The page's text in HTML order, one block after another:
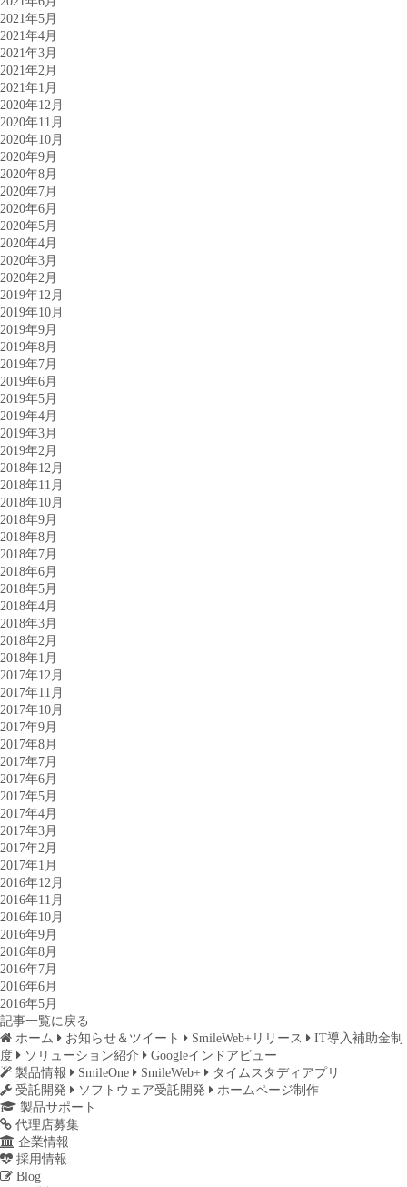
2021年5月
2021年4月
2021年3月
2021年2月
2021年1月
2020年12月
2020年11月
2020年10月
2020年9月
2020年8月
2020年7月
2020年6月
2020年5月
2020年4月
2020年3月
2020年2月
2019年12月
2019年10月
2019年9月
2019年8月
2019年7月
2019年6月
2019年5月
2019年4月
2019年3月
2019年2月
2018年12月
2018年11月
2018年10月
2018年9月
2018年8月
2018年7月
2018年6月
2018年5月
2018年4月
2018年3月
2018年2月
2018年1月
2017年12月
2017年11月
2017年10月
2017年9月
2017年8月
2017年7月
2017年6月
2017年5月
2017年4月
2017年3月
2017年2月
2017年1月
2016年12月
2016年11月
2016年10月
2016年9月
2016年8月
2016年7月
2016年6月
2016年5月
記事一覧に戻る
ホーム
お知らせ＆ツイート SmileWeb+リリース
IT導入補助金制
度
ソリューション紹介
Googleインドアビュー
製品情報
SmileOne SmileWeb+
タイムスタディアプリ
受託開発
ソフトウェア受託開発
ホームページ制作
製品サポート
代理店募集
企業情報
採用情報
Blog